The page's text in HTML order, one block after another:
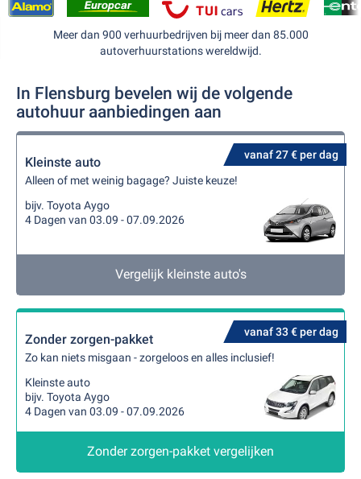
Meer dan 900 verhuurbedrijven bij meer dan 85.000
autoverhuurstations wereldwijd.
In Flensburg bevelen wij de volgende
autohuur aanbiedingen aan
vanaf 27 € per dag
Kleinste auto
Alleen of met weinig bagage? Juiste keuze!
bijv. Toyota Aygo
4 Dagen van 03.09 - 07.09.2026
Vergelijk kleinste auto's
vanaf 33 € per dag
Zonder zorgen-pakket
Zo kan niets misgaan - zorgeloos en alles inclusief!
Kleinste auto
bijv. Toyota Aygo
4 Dagen van 03.09 - 07.09.2026
Zonder zorgen-pakket vergelijken